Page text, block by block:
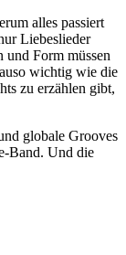
alles passiert
Liebeslieder
und Form müssen
wichtig wie die
zu erzählen gibt,
globale Grooves
Band. Und die